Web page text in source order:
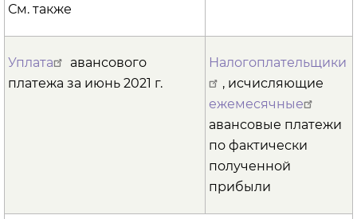
См. также
Уплата
авансового
платежа за июнь 2021 г.
Налогоплательщики
, исчисляющие
ежемесячные
авансовые платежи
по фактически
полученной
прибыли